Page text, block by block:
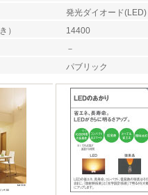
発光ダイオード(LED)
）
14400
－
パブリック